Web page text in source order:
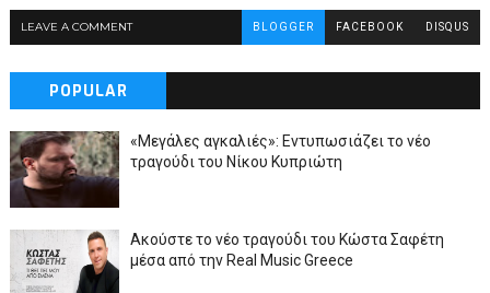
LEAVE A COMMENT BLOGGER FACEBOOK DISQUS
POPULAR
«Μεγάλες αγκαλιές»: Εντυπωσιάζει το νέο
τραγούδι του Νίκου Κυπριώτη
Ακούστε το νέο τραγούδι του Κώστα Σαφέτη
μέσα από την Real Music Greece